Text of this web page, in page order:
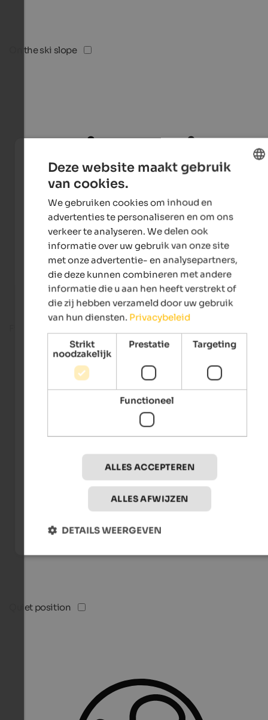
On the ski slope
Quiet position
Deze website maakt gebruik
van cookies.
We gebruiken cookies om inhoud en
advertenties te personaliseren en om ons
verkeer te analyseren. We delen ook
informatie over uw gebruik van onze site
met onze advertentie- en analysepartners,
die deze kunnen combineren met andere
informatie die u aan hen heeft verstrekt of
die zij hebben verzameld door uw gebruik
van hun diensten. Privacybeleid
Strikt
noodzakelijk
Prestatie Targeting
Functioneel
ALLES ACCEPTEREN
ALLES AFWIJZEN
DETAILS WEERGEVEN